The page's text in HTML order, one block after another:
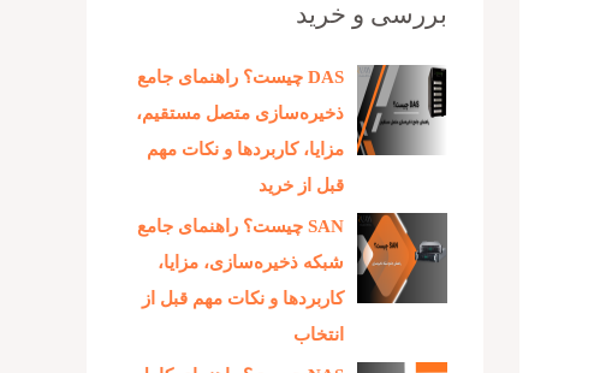
بررسی و خرید
DAS چیست؟ راهنمای جامع
ذخیره‌سازی متصل مستقیم،
مزایا، کاربردها و نکات مهم
قبل از خرید
SAN چیست؟ راهنمای جامع
شبکه ذخیره‌سازی، مزایا،
کاربردها و نکات مهم قبل از
انتخاب